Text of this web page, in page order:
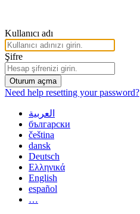
Kullanıcı adı
Şifre
Oturum açma
Need help resetting your password?
العربية
български
čeština
dansk
Deutsch
Ελληνικά
English
español
…